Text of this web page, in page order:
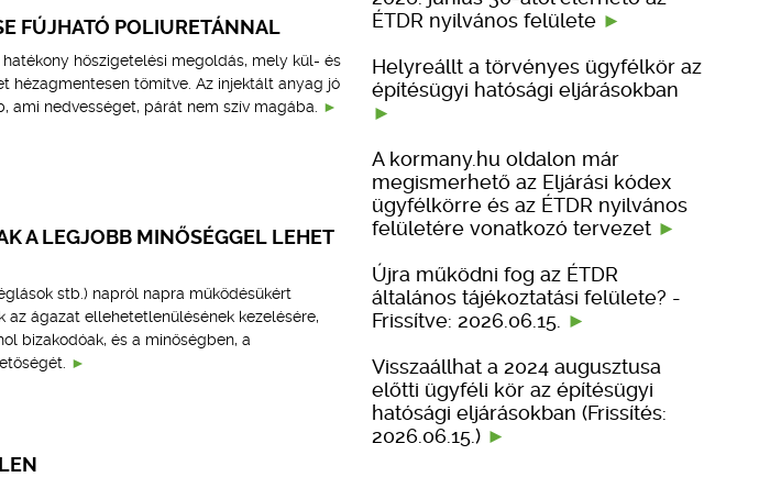
FÚJHATÓ POLIURETÁNNAL
hőszigetelési megoldás, mely kül- és
tömítve. Az injektált anyag jó
nedvességet, párát nem szív magába.
A LEGJOBB MINŐSÉGGEL LEHET
stb.) napról napra működésükért
ágazat ellehetetlenülésének kezelésére,
bizakodóak, és a minőségben, a
ÉTDR nyilvános felülete
Helyreállt a törvényes ügyfélkör az
építésügyi hatósági eljárásokban
A kormany.hu oldalon már
megismerhető az Eljárási kódex
ügyfélkörre és az ÉTDR nyilvános
felületére vonatkozó tervezet
Újra működni fog az ÉTDR
általános tájékoztatási felülete? -
Frissítve: 2026.06.15.
Visszaállhat a 2024 augusztusa
előtti ügyféli kör az építésügyi
hatósági eljárásokban (Frissítés:
2026.06.15.)